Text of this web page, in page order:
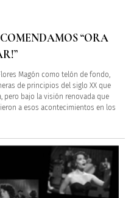
“ORA
Magón como telón de fondo,
de principios del siglo XX que
pero bajo la visión renovada que
a esos acontecimientos en los